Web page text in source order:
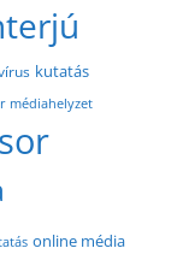
kutatás
médiahelyzet
online média